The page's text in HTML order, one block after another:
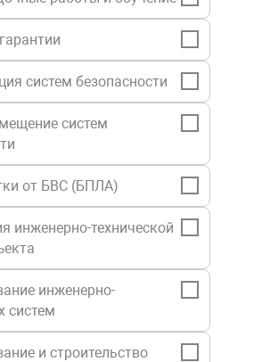
систем безопасности
систем
от БВС (БПЛА)
инженерно-технической
инженерно-
систем
и строительство